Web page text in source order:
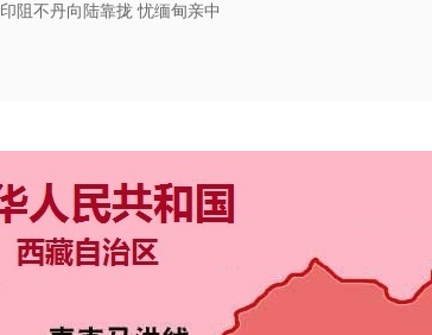
印阻不丹向陆靠拢 忧缅甸亲中